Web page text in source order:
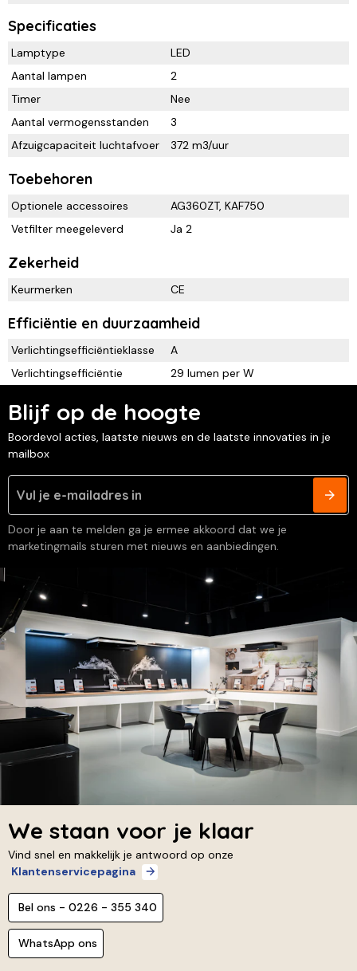
Specificaties
Lamptype
LED
Aantal lampen
2
Timer
Nee
Aantal vermogensstanden
3
Afzuigcapaciteit luchtafvoer
372 m3/uur
Toebehoren
Optionele accessoires
AG360ZT, KAF750
Vetfilter meegeleverd
Ja 2
Zekerheid
Keurmerken CE
Efficiëntie en duurzaamheid
Verlichtingsefficiëntieklasse
A
Verlichtingsefficiëntie
29 lumen per W
Blijf op de hoogte
Boordevol acties, laatste nieuws en de laatste innovaties in je
mailbox
Door je aan te melden ga je ermee akkoord dat we je
marketingmails sturen met nieuws en aanbiedingen.
We staan voor je klaar
Vind snel en makkelijk je antwoord op onze
Klantenservicepagina
Bel ons - 0226 - 355 340
WhatsApp ons